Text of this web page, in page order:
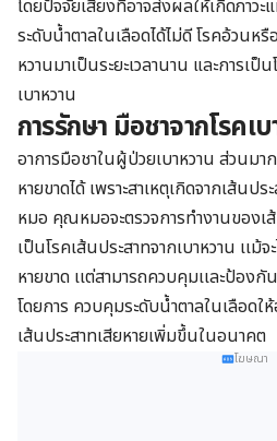
โดยปัจจัยเสี่ยงที่อาจส่งผลให้เกิดภาว
ระดับน้ำตาลในเลือดได้ไม่ดี โรคอ้วนห
หวานมาเป็นระยะเวลานาน และการเป็
เบาหวาน
การรักษา มือชาจากโรคเ
อาการมือชาในผู้ป่วยเบาหวาน ส่วนมาก
หายขาดได้ เพราะสาเหตุเกิดจากเส้น
หมอ คุณหมอจะตรวจการทำงานของเ
เป็นโรคเส้นประสาทจากเบาหวาน เเม้จ
หายขาด เเต่สามารถควบคุมเเละป้อง
โดยการ ควบคุมระดับน้ำตาลในเลือด
เส้นประสาทเสียหายเพิ่มขึ้นในอนาคต
โฆษณา